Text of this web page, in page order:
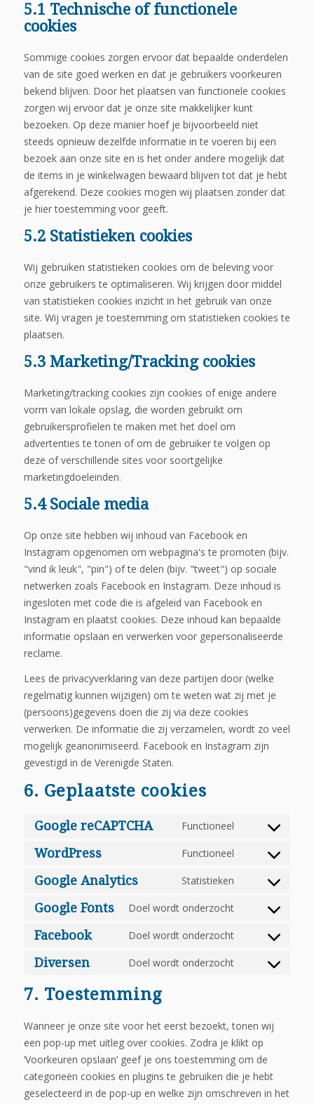
5.1 Technische of functionele
cookies
Sommige cookies zorgen ervoor dat bepaalde onderdelen
van de site goed werken en dat je gebruikers voorkeuren
bekend blijven. Door het plaatsen van functionele cookies
zorgen wij ervoor dat je onze site makkelijker kunt
bezoeken. Op deze manier hoef je bijvoorbeeld niet
steeds opnieuw dezelfde informatie in te voeren bij een
bezoek aan onze site en is het onder andere mogelijk dat
de items in je winkelwagen bewaard blijven tot dat je hebt
afgerekend. Deze cookies mogen wij plaatsen zonder dat
je hier toestemming voor geeft.
5.2 Statistieken cookies
Wij gebruiken statistieken cookies om de beleving voor
onze gebruikers te optimaliseren. Wij krijgen door middel
van statistieken cookies inzicht in het gebruik van onze
site. Wij vragen je toestemming om statistieken cookies te
plaatsen.
5.3 Marketing/Tracking cookies
Marketing/tracking cookies zijn cookies of enige andere
vorm van lokale opslag, die worden gebruikt om
gebruikersprofielen te maken met het doel om
advertenties te tonen of om de gebruiker te volgen op
deze of verschillende sites voor soortgelijke
marketingdoeleinden.
5.4 Sociale media
Op onze site hebben wij inhoud van Facebook en
Instagram opgenomen om webpagina's te promoten (bijv.
"vind ik leuk", "pin") of te delen (bijv. "tweet") op sociale
netwerken zoals Facebook en Instagram. Deze inhoud is
ingesloten met code die is afgeleid van Facebook en
Instagram en plaatst cookies. Deze inhoud kan bepaalde
informatie opslaan en verwerken voor gepersonaliseerde
reclame.
Lees de privacyverklaring van deze partijen door (welke
regelmatig kunnen wijzigen) om te weten wat zij met je
(persoons)gegevens doen die zij via deze cookies
verwerken. De informatie die zij verzamelen, wordt zo veel
mogelijk geanonimiseerd. Facebook en Instagram zijn
gevestigd in de Verenigde Staten.
6. Geplaatste cookies
Google reCAPTCHA Functioneel
Consent
google-
WordPress Functioneel
Consent
wordpress
Google Analytics Statistieken
Consent
google-
Google Fonts Doel wordt onderzocht
Consent
google-
Facebook Doel wordt onderzocht
Consent
Diversen Doel wordt onderzocht
Consent
diversen
7. Toestemming
Wanneer je onze site voor het eerst bezoekt, tonen wij
een pop-up met uitleg over cookies. Zodra je klikt op
‘Voorkeuren opslaan’ geef je ons toestemming om de
categorieën cookies en plugins te gebruiken die je hebt
geselecteerd in de pop-up en welke zijn omschreven in het